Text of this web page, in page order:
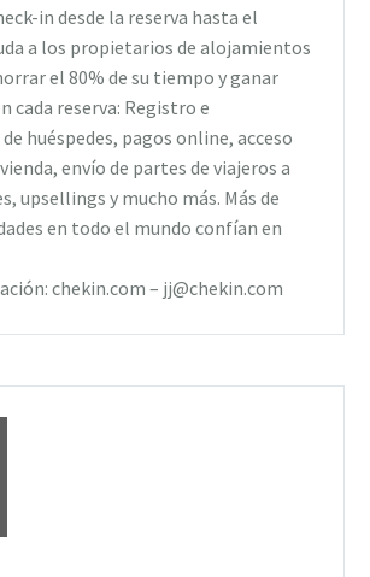
in desde la reserva hasta el
a los propietarios de alojamientos
el 80% de su tiempo y ganar
cada reserva: Registro e
huéspedes, pagos online, acceso
envío de partes de viajeros a
upsellings y mucho más. Más de
en todo el mundo confían en
chekin.com – jj@chekin.com